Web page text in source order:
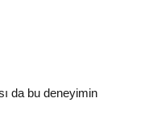
da bu deneyimin